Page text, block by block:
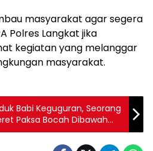
masyarakat agar segera
Polres Langkat jika
kegiatan yang melanggar
masyarakat.
Babi Keguguran, Seorang
Paksa Bocah Dibawah
Babi Hingga